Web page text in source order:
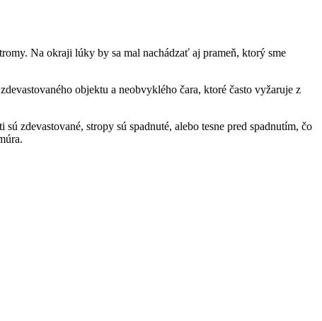
Na okraji lúky by sa mal nachádzať aj prameň, ktorý sme
objektu a neobvyklého čara, ktoré často vyžaruje z
zdevastované, stropy sú spadnuté, alebo tesne pred spadnutím, čo